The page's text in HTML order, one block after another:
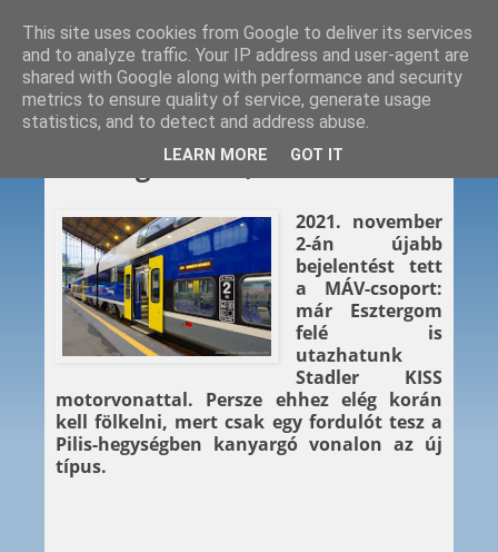
2021. 11. 02.
Esztergomnak, mutatóba
2021. november
2-án újabb
bejelentést tett
a MÁV-csoport:
már Esztergom
felé is
utazhatunk
Stadler KISS
motorvonattal. Persze ehhez elég korán
kell fölkelni, mert csak egy fordulót tesz a
Pilis-hegységben kanyargó vonalon az új
típus.
This site uses cookies from Google to deliver its services
and to analyze traffic. Your IP address and user-agent are
shared with Google along with performance and security
metrics to ensure quality of service, generate usage
statistics, and to detect and address abuse.
LEARN MORE GOT IT